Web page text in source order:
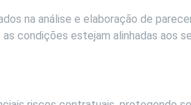
na análise e elaboração de
condições estejam alinhadas aos